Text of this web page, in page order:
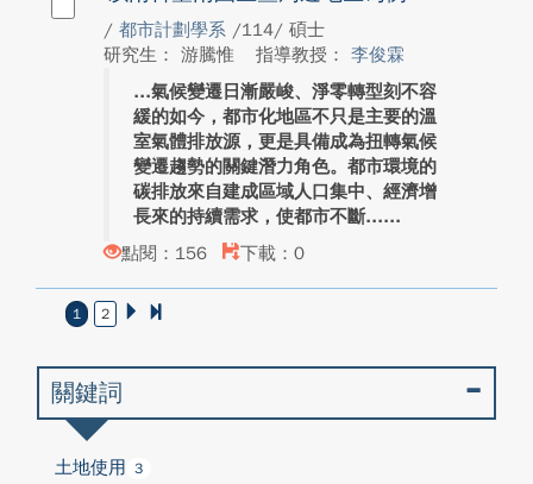
/ 都市計劃學系 /114/ 碩士
研究生： 游騰惟
指導教授： 李俊霖
氣候變遷日漸嚴峻、淨零轉型刻不容
緩的如今，都市化地區不只是主要的溫
室氣體排放源，更是具備成為扭轉氣候
變遷趨勢的關鍵潛力角色。都市環境的
碳排放來自建成區域人口集中、經濟增
長來的持續需求，使都市不斷...
點閱：156
下載：0
1 2
關鍵詞
土地使用 3